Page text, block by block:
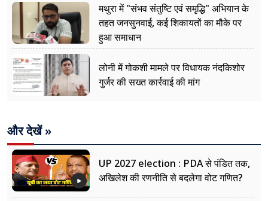
मथुरा में "संभव संतुष्टि एवं समृद्धि" अभियान के
तहत जनसुनवाई, कई शिकायतों का मौके पर
हुआ समाधान
लोनी में गोकशी मामले पर विधायक नंदकिशोर
गुर्जर की सख्त कार्रवाई की मांग
और देखें »
UP 2027 election : PDA से पंडित तक,
अखिलेश की रणनीति से बदलेगा वोट गणित?